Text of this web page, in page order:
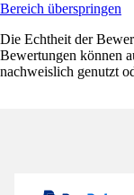
Bereich überspringen
Die Echtheit der
Bewertungen können
nachweislich genutzt